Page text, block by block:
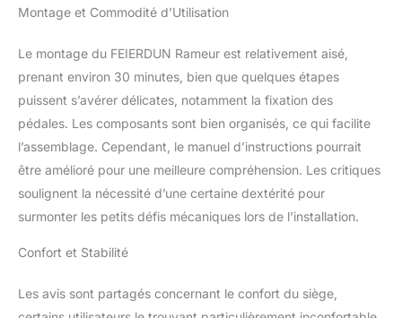
nylon soyeux et ceinture
expérience de canoël
tard la nuit ou tôt le
matin, il ne dérange
personne Convient aux
utilisateurs jusqu'à 1,8 m
offre 104,1 cm d'espace
d'extension des jambes,
accueillant les utilisateurs
stable à double rail
supporte jusqu'à 158,8
Montage et Commodité d’Utilisation
Le montage du FEIERDUN Rameur est relativement aisé,
prenant environ 30 minutes, bien que quelques étapes
puissent s’avérer délicates, notamment la fixation des
pédales. Les composants sont bien organisés, ce qui facilite
l’assemblage. Cependant, le manuel d’instructions pourrait
être amélioré pour une meilleure compréhension. Les critiques
soulignent la nécessité d’une certaine dextérité pour
surmonter les petits défis mécaniques lors de l’installation.
Confort et Stabilité
Les avis sont partagés concernant le confort du siège,